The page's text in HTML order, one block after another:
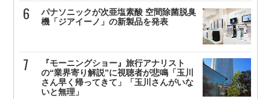
パナソニックが次亜塩素酸 空間除菌脱臭
機「ジアイーノ」の新製品を発表
『モーニングショー』旅行アナリスト
の“業界寄り解説”に視聴者が悲鳴「玉川
さん早く帰ってきて」「玉川さんがいな
いと無理」